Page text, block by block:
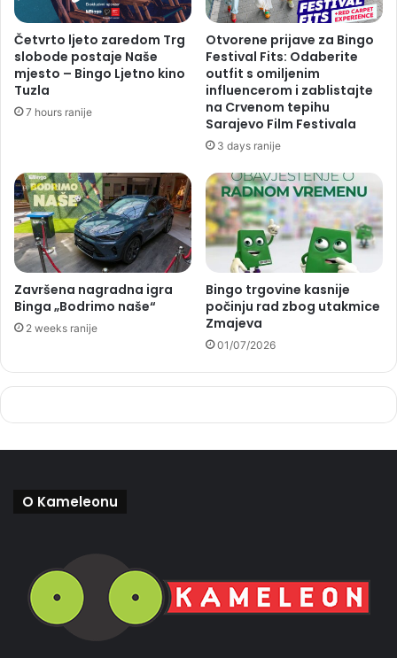
Četvrto ljeto zaredom Trg
slobode postaje Naše
mjesto – Bingo Ljetno kino
Tuzla
7 hours ranije
Otvorene prijave za Bingo
Festival Fits: Odaberite
outfit s omiljenim
influencerom i zablistajte
na Crvenom tepihu
Sarajevo Film Festivala
3 days ranije
Završena nagradna igra
Binga „Bodrimo naše“
2 weeks ranije
Bingo trgovine kasnije
počinju rad zbog utakmice
Zmajeva
01/07/2026
O Kameleonu